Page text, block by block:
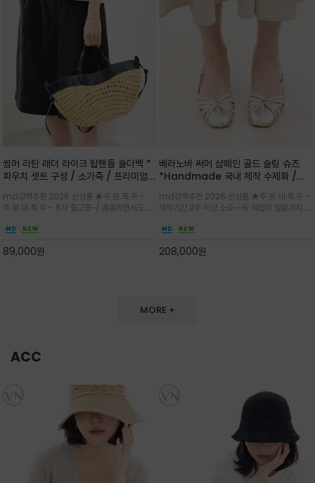
썸머 라탄 래더 라이크 탑핸들 숄더백 *
파우치 셋트 구성 / 소가죽 / 프리미엄
라이크 배색이 조화롭게 어우러진 탑핸
들 숄더백
md강력추천 2026 신상품 ★주.문.폭.주 -
주.문.대.폭.주 - 6차 출고중~/ 촘촘하면서도 입
만들며 부드러운 곡선의 바스켓 실루엣에 넉넉한
양한 연출이
89,000원
베라노바 써머 샴페인 골드 슬링 슈즈
*Handmade 국내 제작 수제화 /은
스럽게 밝혀주는 슬링백 플랫슈
md강력추천 2026 신상품 ★주.문.대.폭.주 -
제작기간 2주 이상 소요~~토 쉐입이 발끝까지 세
끔한 디자인과 베이직한 컬러감으로 높은 활용도
일까지 두루 잘 어울리는 활2
208,000원
MORE +
ACC